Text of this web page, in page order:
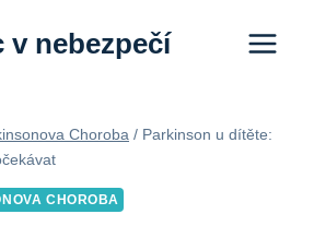
v nebezpečí
Choroba / Parkinson u dítěte:
CHOROBA